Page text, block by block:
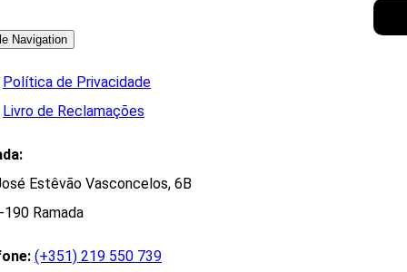
Navigation
Política de Privacidade
Livro de Reclamações
Estêvão Vasconcelos, 6B
Ramada
(+351) 219 550 739